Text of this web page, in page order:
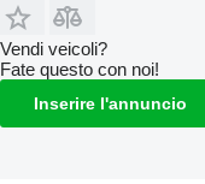
Vendi veicoli?
Fate questo con noi!
Inserire l'annuncio